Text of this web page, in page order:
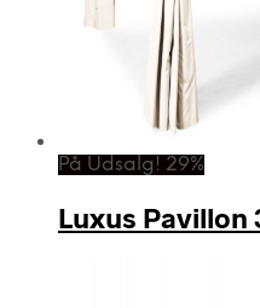
På Udsalg! 29%
Luxus Pavillon